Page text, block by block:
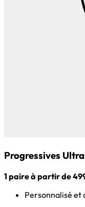
Progressives Ultra
1 paire à partir de
Personnalisé et